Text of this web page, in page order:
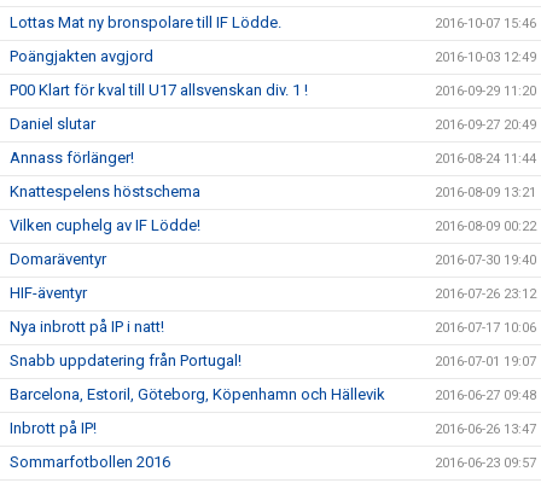
Lottas Mat ny bronspolare till IF Lödde. 2016-10-07 15:46
Poängjakten avgjord 2016-10-03 12:49
P00 Klart för kval till U17 allsvenskan div. 1 ! 2016-09-29 11:20
Daniel slutar 2016-09-27 20:49
Annass förlänger! 2016-08-24 11:44
Knattespelens höstschema 2016-08-09 13:21
Vilken cuphelg av IF Lödde! 2016-08-09 00:22
Domaräventyr 2016-07-30 19:40
HIF-äventyr 2016-07-26 23:12
Nya inbrott på IP i natt! 2016-07-17 10:06
Snabb uppdatering från Portugal! 2016-07-01 19:07
Barcelona, Estoril, Göteborg, Köpenhamn och Hällevik 2016-06-27 09:48
Inbrott på IP! 2016-06-26 13:47
Sommarfotbollen 2016 2016-06-23 09:57